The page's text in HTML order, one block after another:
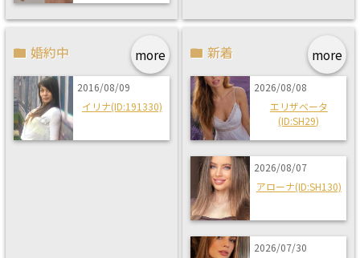
more
婚約中
2016/08/09
イリナ(ID:191330)
more
新着
2026/08/08
エリザベータ
(ID:SH29)
2026/08/07
アローナ(ID:SH130)
2026/07/30